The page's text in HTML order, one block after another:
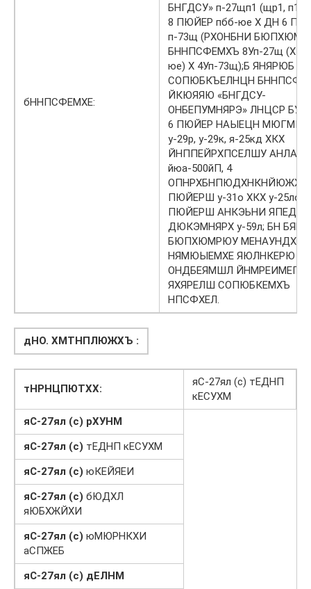
бННПСФЕМХЕ:
БНГДСУ» п-27щп1 (щр1, п1,
8 ПЮЙЕР пбб-юе Х ДН 6
п-73щ (РХОНБНИ БЮПХЮМР
БННПСФЕМХЪ 8Уп-27щ (ХКХ
юе) Х 4Уп-73щ);Б ЯНЯРЮБ
СОПЮБКЪЕЛНЦН
ЙКЮЯЯЮ «БНГДСУ-
ОНБЕПУМНЯРЭ» ЛНЦСР
6 ПЮЙЕР НАЫЕЦН
у-29р, у-29к, я-25кд ХКХ
ЙНППЕЙРХПСЕЛШУ АНЛА
йюа-500йП, 4
ПЮЙЕРШ у-31о ХКХ у-25ло, 2
ПЮЙЕРШ АНКЭЬНИ
ДЮКЭМНЯРХ у-59л; БН БЯЕУ
БЮПХЮМРЮУ МЕНАУНДХЛН
НЯМЮЫЕМХЕ ЯЮЛНКЕРЮ
ОНДБЕЯМШЛ
ЯХЯРЕЛШ СОПЮБКЕМХЪ
НПСФХЕЛ.
дНО. ХМТНПЛЮЖХЪ :
тНРНЦПЮТХХ:
яС-27ял (c) тЕДНП
кЕСУХМ
яС-27ял (c) рХУНМ
яС-27ял (c) тЕДНП кЕСУХМ
яС-27ял (c) юКЕЙЯЕИ
яС-27ял (c) бЮДХЛ
яЮБХЖЙХИ
яС-27ял (c) юМЮРНКХИ
аСПЖЕБ
яС-27ял (c) дЕЛНМ